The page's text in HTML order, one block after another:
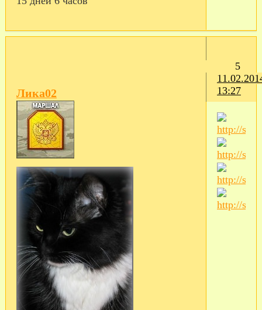
5
13:27
Лика02